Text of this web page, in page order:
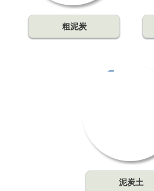
粗泥炭
泥炭土